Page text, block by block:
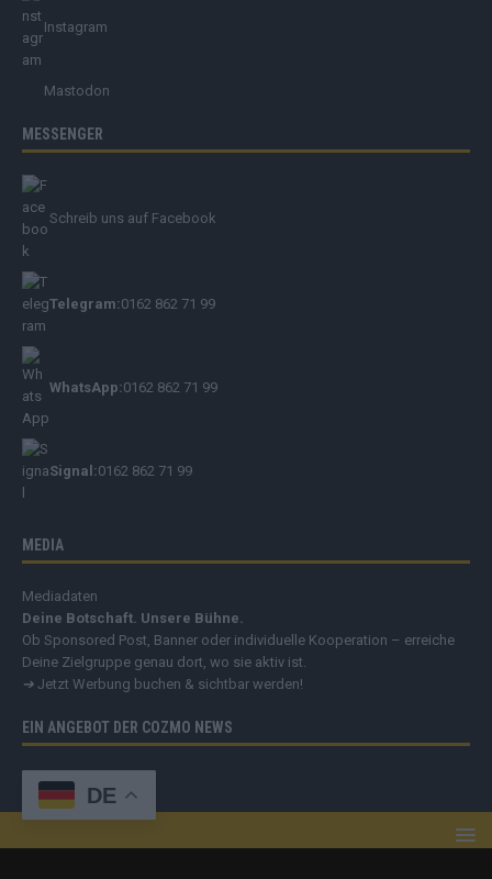
Instagram
Mastodon
MESSENGER
Schreib uns auf Facebook
Telegram:0162 862 71 99
WhatsApp:0162 862 71 99
Signal:0162 862 71 99
MEDIA
Mediadaten
Deine Botschaft. Unsere Bühne.
Ob Sponsored Post, Banner oder individuelle Kooperation – erreiche
Deine Zielgruppe genau dort, wo sie aktiv ist.
➔ Jetzt Werbung buchen & sichtbar werden!
EIN ANGEBOT DER COZMO NEWS
DE